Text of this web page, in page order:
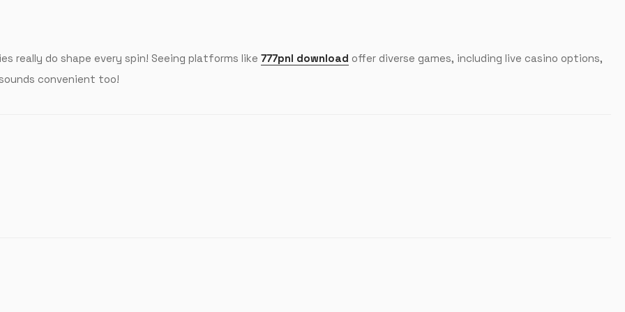
really do shape every spin! Seeing platforms like 777pnl download offer diverse games, including live casino options,
convenient too!